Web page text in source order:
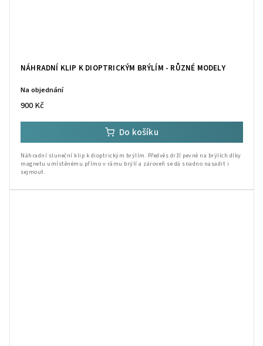
NÁHRADNÍ KLIP K DIOPTRICKÝM BRÝLÍM - RŮZNÉ MODELY
Na objednání
900 Kč
Do košíku
Náhradní sluneční klip k dioptrickým brýlím. Předvěs drží pevně na brýlích díky
magnetu umístěnému přímo v rámu brýlí a zároveň se dá snadno nasadit i